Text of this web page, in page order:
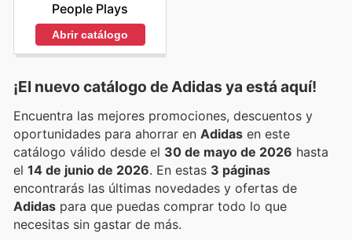
People Plays
Abrir catálogo
¡El nuevo catálogo deAdidas ya está aquí!
Encuentra las mejores promociones, descuentos y
oportunidades para ahorrar en Adidas en este
catálogo válido desde el 30 de mayo de 2026 hasta
el 14 de junio de 2026 . En estas 3 páginas
encontrarás las últimas novedades y ofertas de
Adidas para que puedas comprar todo lo que
necesitas sin gastar de más.